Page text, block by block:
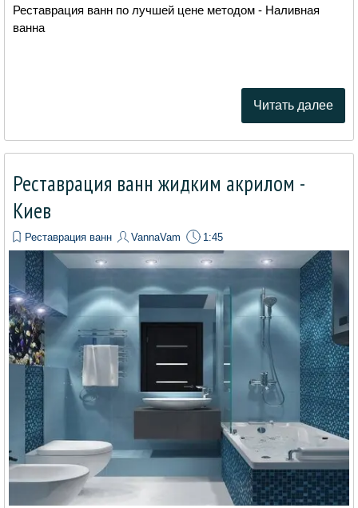
Реставрация ванн по лучшей цене методом - Наливная
ванна
Читать далее
Реставрация ванн жидким акрилом -
Киев
Реставрация ванн VannaVam 1:45